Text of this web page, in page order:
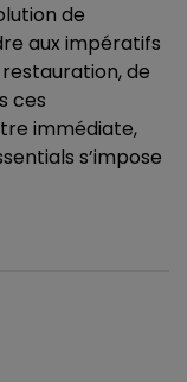
de
aux impératifs
de
ces
immédiate,
s’impose